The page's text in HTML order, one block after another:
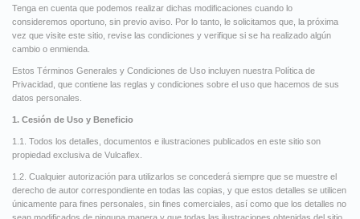
Tenga en cuenta que podemos realizar dichas modificaciones cuando lo
consideremos oportuno, sin previo aviso. Por lo tanto, le solicitamos que, la próxima
vez que visite este sitio, revise las condiciones y verifique si se ha realizado algún
cambio o enmienda.
Estos Términos Generales y Condiciones de Uso incluyen nuestra Política de
Privacidad, que contiene las reglas y condiciones sobre el uso que hacemos de sus
datos personales.
1. Cesión de Uso y Beneficio
1.1. Todos los detalles, documentos e ilustraciones publicados en este sitio son
propiedad exclusiva de Vulcaflex.
1.2. Cualquier autorización para utilizarlos se concederá siempre que se muestre el
derecho de autor correspondiente en todas las copias, y que estos detalles se utilicen
únicamente para fines personales, sin fines comerciales, así como que los detalles no